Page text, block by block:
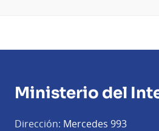
Ministerio del
Dirección: Mercedes 993